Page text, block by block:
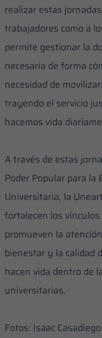
realizar estas
trabajadores como a
permite gestionar la
necesaria de forma
necesidad de
trayendo el servicio
hacemos vida
A través de estas
Poder Popular para la
Universitaria, la
fortalecen los
promueven la
bienestar y la calidad
hacen vida dentro de
universitarias.
Fotos: Isaac Casadiego